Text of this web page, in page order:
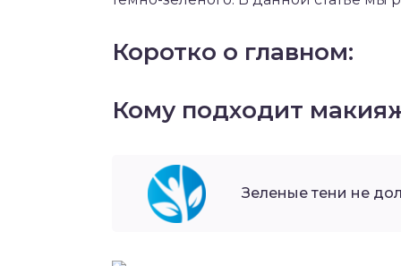
Коротко о главном:
Кому подходит
Зеленые тени не